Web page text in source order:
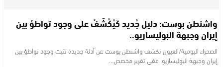
واشنطن بوست: دليل جْديد كَيْكْشَفْ على وجود تواطؤ بين
إيران وجبهة البوليساريو..
الصحراء اليومية/العيون تكشف واشنطن بوست عن أدلة جديدة تثبت وجود تواطؤ بين
إيران وجبهة البوليساريو، ففي تقرير مخصص…